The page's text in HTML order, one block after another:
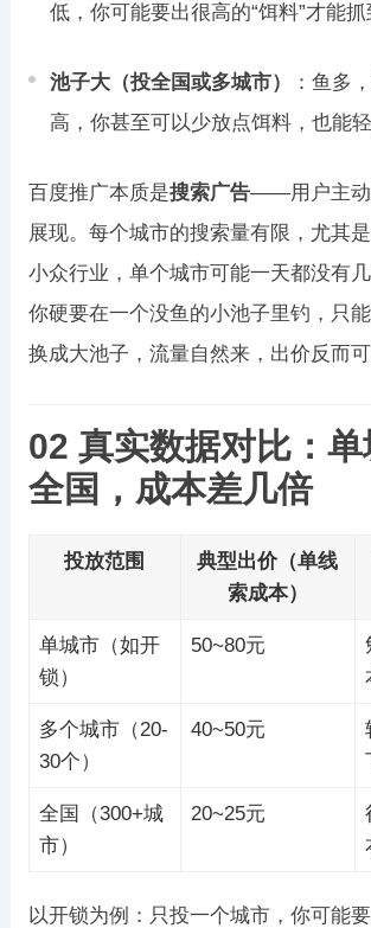
低，你可能要出很高的“饵料”才能
池子大（投全国或多城市）
：鱼多
高，你甚至可以少放点饵料，也能
百度推广本质是搜索广告——用户主动
展现。每个城市的搜索量有限，尤其是
小众行业，单个城市可能一天都没有几
你硬要在一个没鱼的小池子里钓，只
换成大池子，流量自然来，出价反而可
02 真实数据对比：
全国，成本差几倍
投放范围
典型出价（单线
索成本）
单城市（如开
锁）
50~80元
多个城市（20-
30个）
40~50元
全国（300+城
市）
20~25元
以开锁为例：只投一个城市，你可能